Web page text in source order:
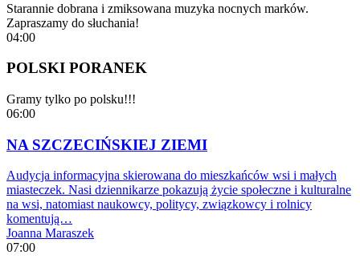
Starannie dobrana i zmiksowana muzyka nocnych marków.
Zapraszamy do słuchania!
04:00
POLSKI PORANEK
Gramy tylko po polsku!!!
06:00
NA SZCZECIŃSKIEJ ZIEMI
Audycja informacyjna skierowana do mieszkańców wsi i małych
miasteczek. Nasi dziennikarze pokazują życie społeczne i kulturalne
na wsi, natomiast naukowcy, politycy, związkowcy i rolnicy
komentują…
Joanna Maraszek
07:00